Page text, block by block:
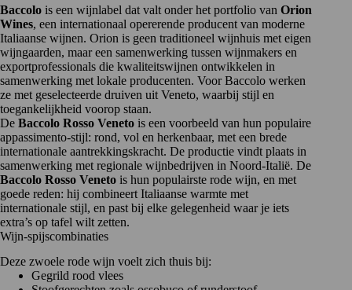
Baccolo is een wijnlabel dat valt onder het portfolio van Orion
Wines , een internationaal opererende producent van moderne
Italiaanse wijnen. Orion is geen traditioneel wijnhuis met eigen
wijngaarden, maar een samenwerking tussen wijnmakers en
exportprofessionals die kwaliteitswijnen ontwikkelen in
samenwerking met lokale producenten. Voor Baccolo werken
ze met geselecteerde druiven uit Veneto, waarbij stijl en
toegankelijkheid voorop staan.
De Baccolo Rosso Veneto is een voorbeeld van hun populaire
appassimento-stijl: rond, vol en herkenbaar, met een brede
internationale aantrekkingskracht. De productie vindt plaats in
samenwerking met regionale wijnbedrijven in Noord-Italië. De
Baccolo Rosso Veneto is hun populairste rode wijn, en met
goede reden: hij combineert Italiaanse warmte met
internationale stijl, en past bij elke gelegenheid waar je iets
extra’s op tafel wilt zetten.
Wijn-spijscombinaties
Deze zwoele rode wijn voelt zich thuis bij:
Gegrild rood vlees